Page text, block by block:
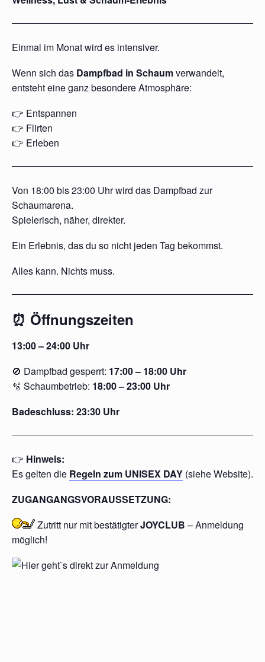
Einmal im Monat wird es intensiver.
Wenn sich das Dampfbad in Schaumverwandelt,
entsteht eine ganz besondere Atmosphäre:
👉 Entspannen
👉 Flirten
👉 Erleben
Von 18:00 bis 23:00 Uhr wird das Dampfbad zur
Schaumarena.
Spielerisch, näher, direkter.
Ein Erlebnis, das du so nicht jeden Tag bekommst.
Alles kann. Nichts muss.
⏰ Öffnungszeiten
13:00 – 24:00 Uhr
🚫 Dampfbad gesperrt: 17:00 – 18:00 Uhr
🫧 Schaumbetrieb: 18:00 – 23:00 Uhr
Badeschluss: 23:30 Uhr
👉 Hinweis:
Es gelten die Regeln zum UNISEX DAY (siehe Website).
ZUGANGANGSVORAUSSETZUNG:
Zutritt nur mitbestätigterJOYCLUB – Anmeldung
möglich!